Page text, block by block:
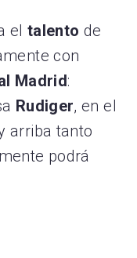
el talento de
con
Madrid:
Rudiger, en el
arriba tanto
podrá